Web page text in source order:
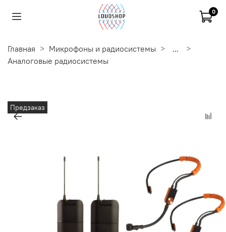
0
Главная Микрофоны и радиосистемы
...
Аналоговые радиосистемы
Предзаказ